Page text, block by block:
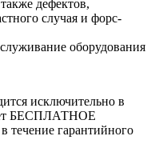
дефектов,
случая и форс-
оборудования
исключительно в
БЕСПЛАТНОЕ
течение гарантийного